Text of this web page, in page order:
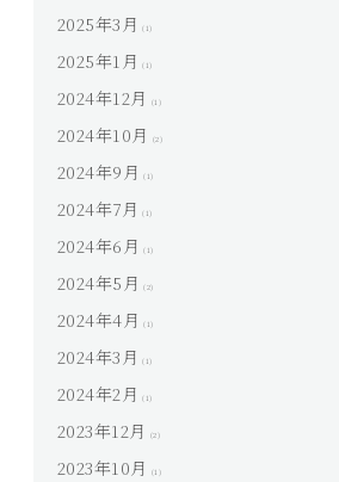
2025年3月 (1)
2025年1月 (1)
2024年12月 (1)
2024年10月 (2)
2024年9月 (1)
2024年7月 (1)
2024年6月 (1)
2024年5月 (2)
2024年4月 (1)
2024年3月 (1)
2024年2月 (1)
2023年12月 (2)
2023年10月 (1)